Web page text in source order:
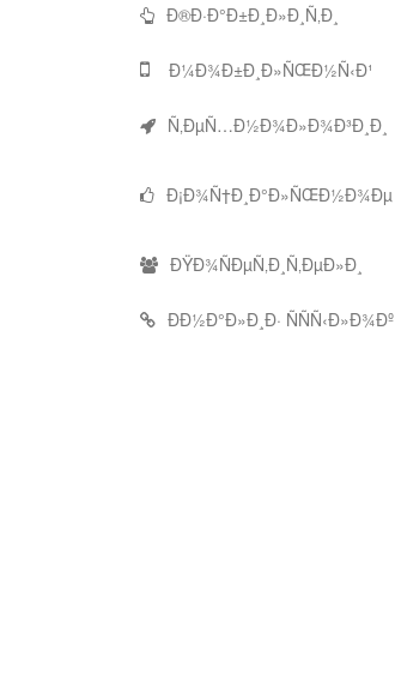
Ð®Ð·Ð°Ð±Ð¸Ð»Ð¸Ñ‚Ð¸
Ð¼Ð¾Ð±Ð¸Ð»ÑŒÐ½Ñ‹Ð¹
Ñ‚ÐµÑ…Ð½Ð¾Ð»Ð¾Ð³Ð¸Ð¸
Ð¡Ð¾Ñ†Ð¸Ð°Ð»ÑŒÐ½Ð¾Ðµ
ÐŸÐ¾ÑÐµÑ‚Ð¸Ñ‚ÐµÐ»Ð¸
ÐÐ½Ð°Ð»Ð¸Ð· ÑÑÑ‹Ð»Ð¾Ðº